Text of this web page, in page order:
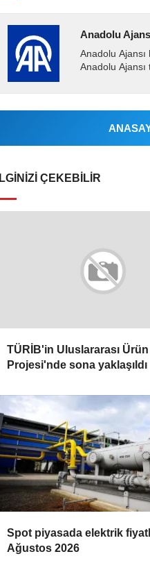
Anadolu
Anadolu
Anadolu Ajansı
İLGINIZI ÇEKEBILIR
TÜRİB'in Uluslararası Ürün
Projesi'nde sona yaklaşıldı
Spot piyasada elektrik
Ağustos 2026